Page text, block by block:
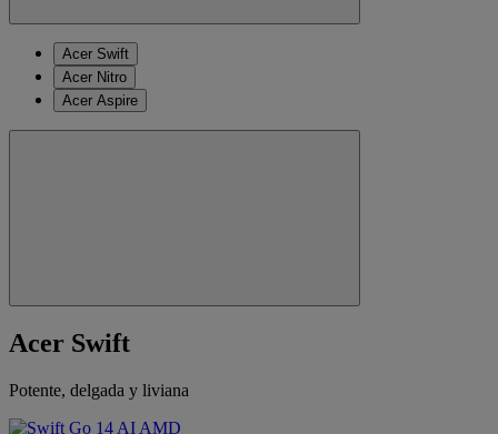
Acer Swift
Acer Nitro
Acer Aspire
Acer Swift
Potente, delgada y liviana